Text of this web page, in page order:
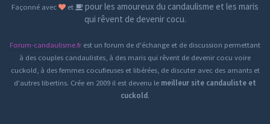
Façonné avec et
pour les amoureux du candaulisme et les maris
qui rêvent de devenir cocu.
Forum-candaulisme.frest un forum de d'échange et de discussion permettant
à des couples candaulistes, à des maris qui rêvent de devenir cocu voire
cuckold, à des femmes cocufieuses et libérées, de discuter avec des amants et
d'autres libertins. Crée en 2009 il est devenu le meilleur site candauliste et
cuckold.